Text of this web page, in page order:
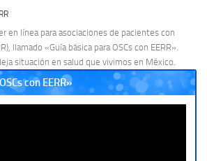
en línea para asociaciones de pacientes con
llamado «Guía básica para OSCs con EERR».
situación en salud que vivimos en México.
con EERR»